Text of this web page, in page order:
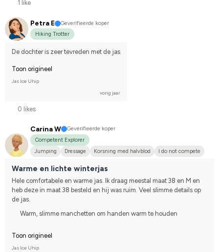
1 like
Petra E
Geverifieerde koper
Hiking Trotter
De dochter is zeer tevreden met de jas
Toon origineel
Jas Ice Uhip
vorig jaar
0 likes
Carina W
Geverifieerde koper
Competent Explorer
Jumping
Dressage Korsning med halvblod I do not compete
Warme en lichte winterjas
Hele comfortabele en warme jas. Ik draag meestal maat 38 en M en
heb deze in maat 38 besteld en hij was ruim. Veel slimme details op
de jas.
Warm, slimme manchetten om handen warm te houden
Toon origineel
Jas Ice Uhip